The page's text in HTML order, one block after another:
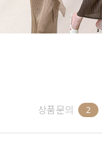
상품문의 2